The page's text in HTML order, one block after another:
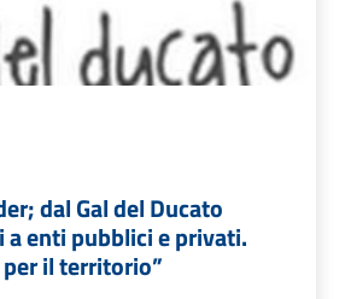
dal Gal del Ducato
enti pubblici e privati.
il territorio”